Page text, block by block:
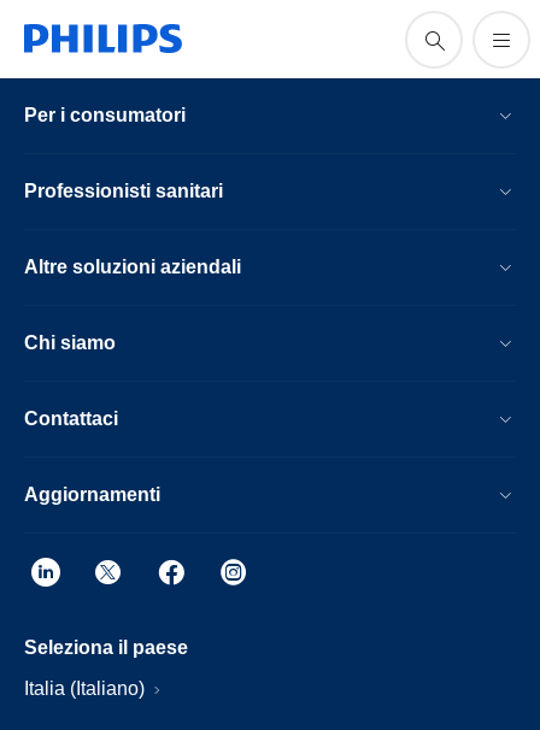
Per i consumatori
Professionisti sanitari
Altre soluzioni aziendali
Chi siamo
Contattaci
Aggiornamenti
Seleziona il paese
Italia (Italiano)